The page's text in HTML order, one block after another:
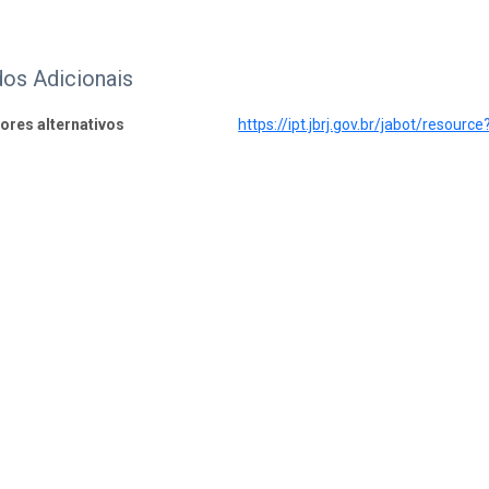
Adicionais
alternativos https://ipt.jbrj.gov.br/jabot/